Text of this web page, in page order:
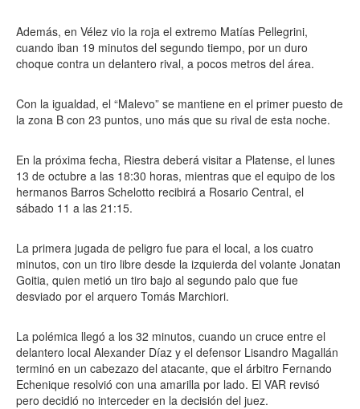
Además, en Vélez vio la roja el extremo Matías Pellegrini,
cuando iban 19 minutos del segundo tiempo, por un duro
choque contra un delantero rival, a pocos metros del área.
Con la igualdad, el “Malevo” se mantiene en el primer puesto de
la zona B con 23 puntos, uno más que su rival de esta noche.
En la próxima fecha, Riestra deberá visitar a Platense, el lunes
13 de octubre a las 18:30 horas, mientras que el equipo de los
hermanos Barros Schelotto recibirá a Rosario Central, el
sábado 11 a las 21:15.
La primera jugada de peligro fue para el local, a los cuatro
minutos, con un tiro libre desde la izquierda del volante Jonatan
Goitia, quien metió un tiro bajo al segundo palo que fue
desviado por el arquero Tomás Marchiori.
La polémica llegó a los 32 minutos, cuando un cruce entre el
delantero local Alexander Díaz y el defensor Lisandro Magallán
terminó en un cabezazo del atacante, que el árbitro Fernando
Echenique resolvió con una amarilla por lado. El VAR revisó
pero decidió no interceder en la decisión del juez.